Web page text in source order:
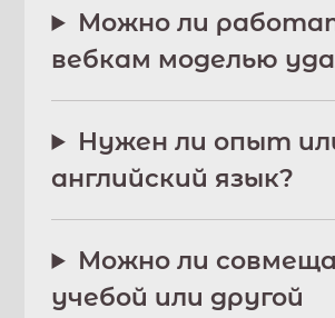
Можно ли
вебкам моделью
Нужен ли опыт
английский язык?
Можно ли
учебой или другой